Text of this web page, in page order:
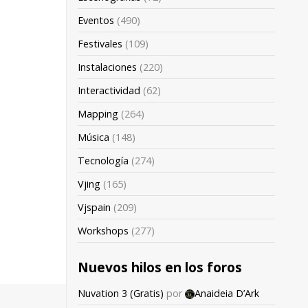
Eventos (490)
Festivales (109)
Instalaciones (220)
Interactividad (62)
Mapping (264)
Música (148)
Tecnología (274)
Vjing (165)
Vjspain (209)
Workshops (277)
Nuevos hilos en los foros
Nuvation 3 (Gratis) por
Anaideia D’Ark